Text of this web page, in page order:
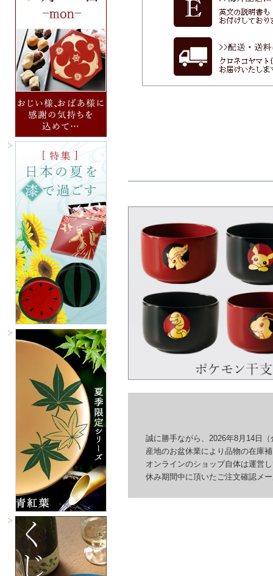
誠に勝手ながら、2026年8月14日（
産地のお盆休業により品物の在庫補
オンラインのショップ自体は運営し
休み期間中に頂いたご注文確認メー